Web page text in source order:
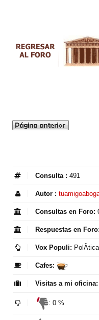
Consulta : 491
Autor :
Consultas en Foro:
Respuestas en Foro:
Vox Populi:
Cafes:
Visitas a mi oficina:
: 0 %